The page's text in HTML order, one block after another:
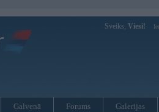
Sveiks, Viesi!
Galvenā Forums Galerijas